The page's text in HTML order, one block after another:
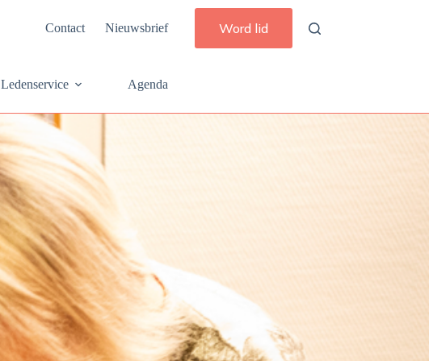
Contact Nieuwsbrief Word lid
Ledenservice Agenda